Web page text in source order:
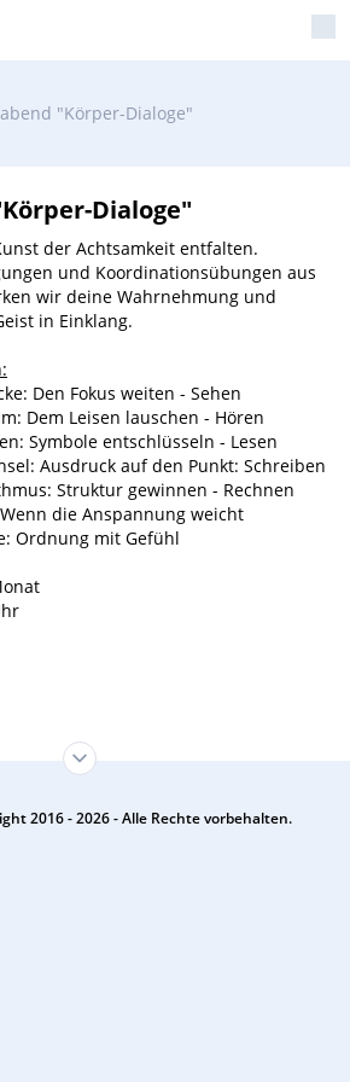
"Körper-Dialoge"
Dialoge"
der Achtsamkeit entfalten.
und Koordinationsübungen aus
wir deine Wahrnehmung und
in Einklang.
Den Fokus weiten - Sehen
Dem Leisen lauschen - Hören
Symbole entschlüsseln - Lesen
Ausdruck auf den Punkt: Schreiben
Struktur gewinnen - Rechnen
die Anspannung weicht
Ordnung mit Gefühl
2016 - 2026 - Alle Rechte vorbehalten.